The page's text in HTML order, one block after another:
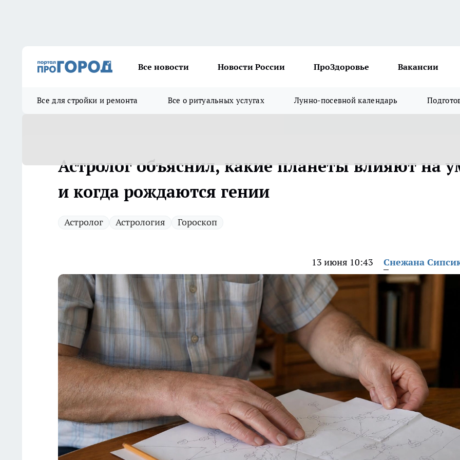
Все новости Новости России ПроЗдоровье Вакансии
Все для стройки и ремонта Все о ритуальных услугах Лунно-посевной календарь
Астролог объяснил, какие планеты влияют на
и когда рождаются гении
Астролог Астрология Гороскоп
13 июня 10:43 Снежана